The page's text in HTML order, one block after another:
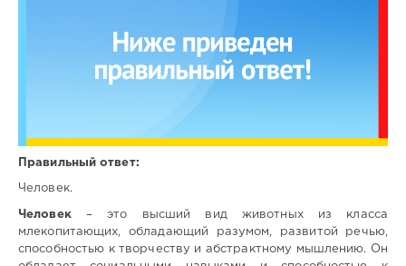
Правильный ответ:
Человек.
Человек– это высший вид животных из класса
млекопитающих, обладающий разумом, развитой речью,
способностью к творчеству и абстрактному мышлению. Он